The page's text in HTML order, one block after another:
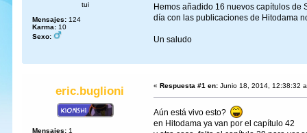
tui
Mensajes: 124
Karma: 10
Sexo:
Hemos añadido 16 nuevos capítulos de
día con las publicaciones de Hitodama
Un saludo
eric.buglioni
Mensajes: 1
« Respuesta #1 en: Junio 18, 2014, 12:38:32
Aún está vivo esto?
en Hitodama ya van por el capítulo 42